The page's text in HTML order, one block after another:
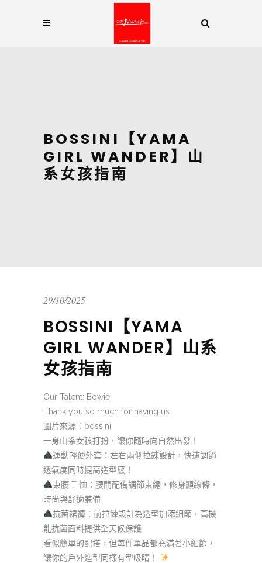
BOSSINI【YAMA
GIRL WANDER】山
系女孩指南
29/10/2025
BOSSINI【YAMA
GIRL WANDER】山系
女孩指南
Our Talent: Bowie
Thank you so much for having us
圖片來源：bossini
一身山系女孩打扮，讓你隨時向自然出發！
運動輕便外套：左右兩側拉鍊設計，快速調節
透氣度同時提高造型感！
束腰 T 恤：腰間配備調節束繩，修身顯線條，
時尚與舒適兼備
抗菌裙褲：前拉鍊設計為造型加添細節，高機
能抗菌面料提供全天候保護
看似簡單的配搭，但每件單品都充滿著小細節，
讓你的戶外造型同樣有型吸睛！